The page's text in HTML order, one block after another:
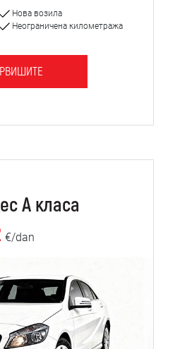
Нова возила
Неограничена километража
А класа
€/dan